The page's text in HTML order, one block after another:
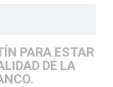
PARA ESTAR
DE LA